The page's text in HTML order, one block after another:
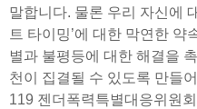
말합니다. 물론 우리 자신에
트 타이밍’에 대한 막연한
별과 불평등에 대한 해결을
천이 집결될 수 있도록 만들
119 젠더폭력특별대응위원